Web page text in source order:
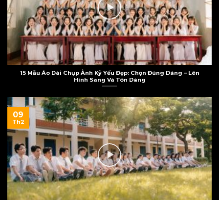
15 Mẫu Áo Dài Chụp Ảnh Kỷ Yếu Đẹp: Chọn Đúng Dáng – Lên
Hình Sang Và Tôn Dáng
09
Th2